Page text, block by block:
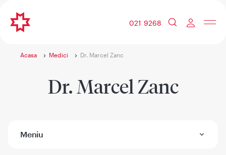
021 9268
Acasa Medici Dr. Marcel Zanc
Dr. Marcel Zanc
Meniu